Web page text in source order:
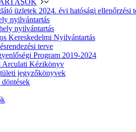
üzletek 2024. évi hatósági ellenőrzési
nyilvántartás
nyilvántartás
Kereskedelmi Nyilvántartás
terve
Program 2019-2024
Arculati Kézikönyv
jegyzőkönyvek